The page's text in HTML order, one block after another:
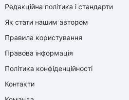
Редакційна політика і стандарти
Як стати нашим автором
Правила користування
Правова інформація
Політика конфіденційності
Контакти